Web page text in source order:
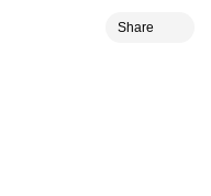
Share